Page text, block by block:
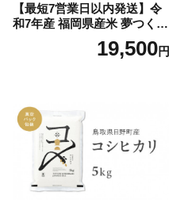
【最短7営業日以内発送】令
和7年産 福岡県産米 夢つくし
15kg 精米 ※北海道・沖縄・
19,500円